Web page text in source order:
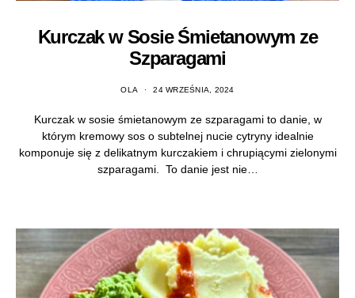
Kurczak w Sosie Śmietanowym ze
Szparagami
OLA 24 WRZEŚNIA, 2024
Kurczak w sosie śmietanowym ze szparagami to danie, w
którym kremowy sos o subtelnej nucie cytryny idealnie
komponuje się z delikatnym kurczakiem i chrupiącymi zielonymi
szparagami. To danie jest nie…